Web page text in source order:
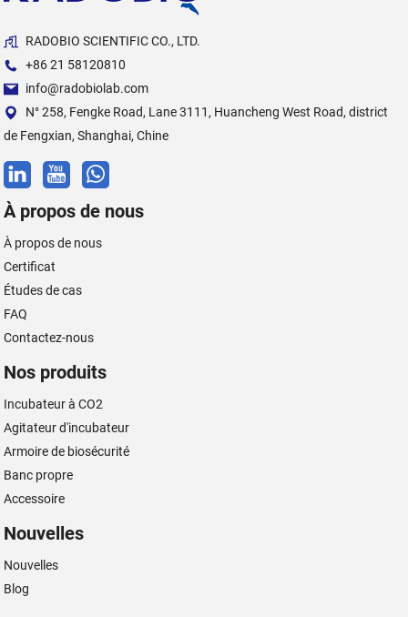
RADOBIO SCIENTIFIC CO., LTD.
+86 21 58120810
info@radobiolab.com
N° 258, Fengke Road, Lane 3111, Huancheng West Road, district
de Fengxian, Shanghai, Chine
À propos de nous
À propos de nous
Certificat
Études de cas
FAQ
Contactez-nous
Nos produits
Incubateur à CO2
Agitateur d'incubateur
Armoire de biosécurité
Banc propre
Accessoire
Nouvelles
Nouvelles
Blog